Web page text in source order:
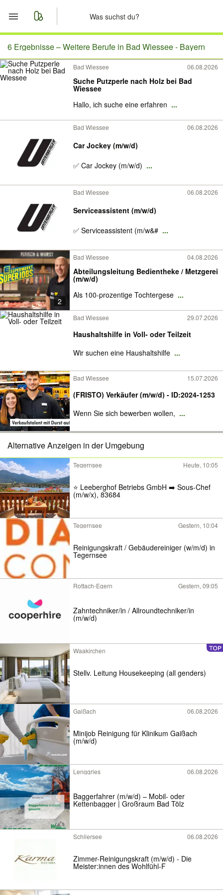
Start
Merkliste
Nachrichten
Anzeige aufgeben
6 Ergebnisse –Weitere Berufe in Bad Wiessee - Bayern
Bad Wiessee 06.08.2026
Suche Putzperle nach Holz bei Bad
Wiessee
Hallo, ich suche eine erfahren ...
Bad Wiessee 06.08.2026
Car Jockey (m/w/d)
✅ Car Jockey (m/w/d) ...
Bad Wiessee 06.08.2026
Serviceassistent (m/w/d)
✅ Serviceassistent (m/w&# ...
2
Bad Wiessee 04.08.2026
Abteilungsleitung Bedientheke / Metzgerei
(m/w/d)
Als 100-prozentige Tochtergese ...
Bad Wiessee 29.07.2026
Haushaltshilfe in Voll- oder Teilzeit
Wir suchen eine Haushaltshilfe ...
Bad Wiessee 15.07.2026
(FRISTO) Verkäufer (m/w/d) - ID:2024-1253
Wenn Sie sich bewerben wollen, ...
Alternative Anzeigen in der Umgebung
Tegernsee Heute, 10:05
⭐️ Leeberghof Betriebs GmbH ➡️ Sous-Chef
(m/w/x), 83684
Tegernsee Gestern, 10:04
Reinigungskraft / Gebäudereiniger (w/m/d) in
Tegernsee
Rottach-Egern Gestern, 09:05
Zahntechniker/in / Allroundtechniker/in
(m/w/d)
Waakirchen
Stellv. Leitung Housekeeping (all genders)
Gaißach 06.08.2026
Minijob Reinigung für Klinikum Gaißach
(m/w/d)
Lenggries 06.08.2026
Baggerfahrer (m/w/d) – Mobil- oder
Kettenbagger | Großraum Bad Tölz
Schliersee 06.08.2026
Zimmer-Reinigungskraft (m/w/d) - Die
Meister:innen des Wohlfühl-F